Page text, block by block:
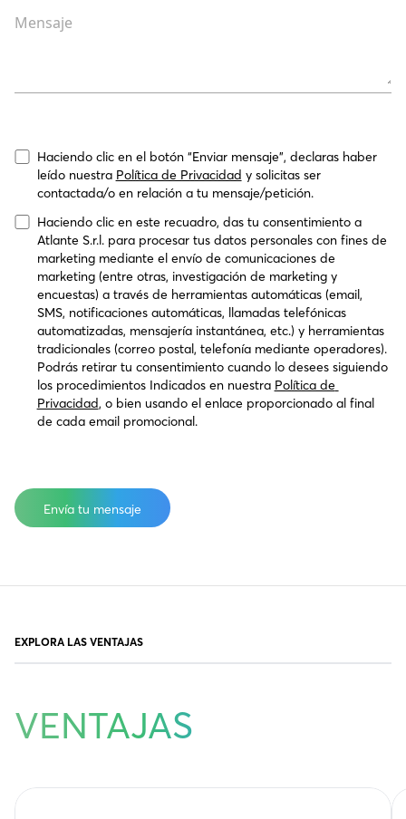
Mensaje
Haciendo clic en el botón “Enviar mensaje”, declaras haber
leído nuestra Política de Privacidad y solicitas ser
contactada/o en relación a tu mensaje/petición.
Haciendo clic en este recuadro, das tu consentimiento a
Atlante S.r.l. para procesar tus datos personales con fines de
marketing mediante el envío de comunicaciones de
marketing (entre otras, investigación de marketing y
encuestas) a través de herramientas automáticas (email,
SMS, notificaciones automáticas, llamadas telefónicas
automatizadas, mensajería instantánea, etc.) y herramientas
tradicionales (correo postal, telefonía mediante operadores).
Podrás retirar tu consentimiento cuando lo desees siguiendo
los procedimientos Indicados en nuestra Política de
Privacidad, o bien usando el enlace proporcionado al final
de cada email promocional.
EXPLORA LAS VENTAJAS
VENTAJAS